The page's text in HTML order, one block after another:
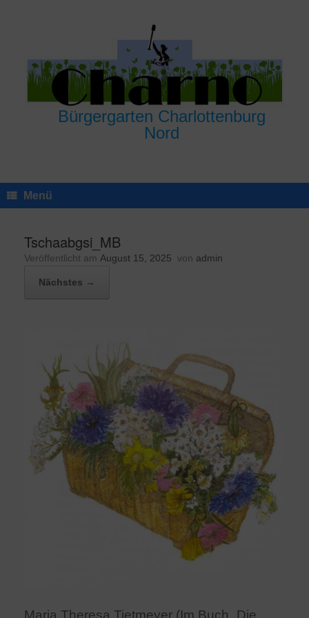
Bürgergarten Charlottenburg
Nord
Menü
Tschaabgsi_MB
Veröffentlicht am August 15, 2025 von admin
Nächstes →
Maria Theresa Tietmeyer (Im Buch „Die